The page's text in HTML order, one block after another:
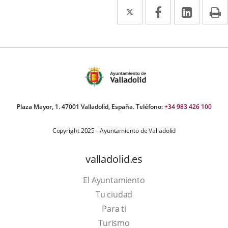
Twitter
Enlace
a
externa.
Facebook
Enlace
a
Enlace
a
Plaza Mayor, 1. 47001 Valladolid, España. Teléfono:+34 983 426 100
Copyright 2025 - Ayuntamiento de Valladolid
valladolid.es
El Ayuntamiento
Tu ciudad
Para ti
TurismoThis